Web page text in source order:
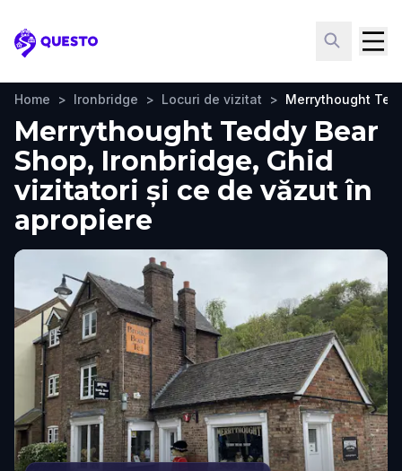
Questo
Home > Ironbridge > Locuri de vizitat > Merrythought
Merrythought Teddy Bear
Shop, Ironbridge, Ghid
vizitatori și ce de văzut în
apropiere